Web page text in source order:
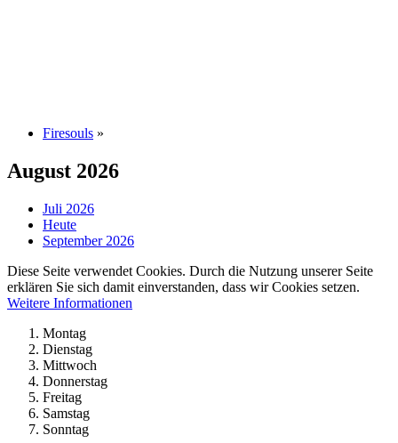
Firesouls »
August 2026
Juli 2026
Heute
September 2026
Diese Seite verwendet Cookies. Durch die Nutzung unserer Seite
erklären Sie sich damit einverstanden, dass wir Cookies setzen.
Weitere Informationen
Montag
Dienstag
Mittwoch
Donnerstag
Freitag
Samstag
Sonntag